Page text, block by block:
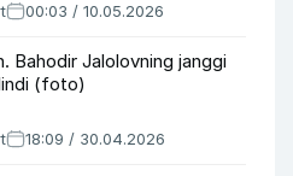
00:03 / 10.05.2026
Bahodir Jalolovning janggi
(foto)
18:09 / 30.04.2026